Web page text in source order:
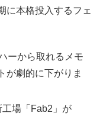
に本格投入するフェ
ーから取れるメモ
が劇的に下がりま
場「Fab2」が